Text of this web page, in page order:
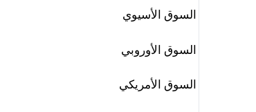
السوق الأسيوي
السوق الأوروبي
السوق الأمريكي